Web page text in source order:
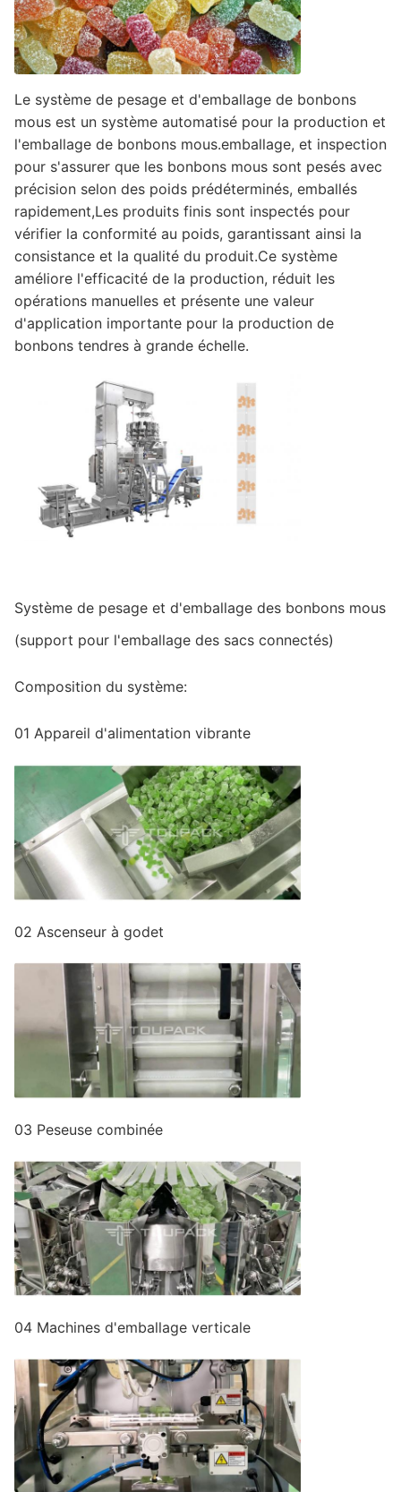
Le système de pesage et d'emballage de bonbons
mous est un système automatisé pour la production et
l'emballage de bonbons mous.emballage, et inspection
pour s'assurer que les bonbons mous sont pesés avec
précision selon des poids prédéterminés, emballés
rapidement,Les produits finis sont inspectés pour
vérifier la conformité au poids, garantissant ainsi la
consistance et la qualité du produit.Ce système
améliore l'efficacité de la production, réduit les
opérations manuelles et présente une valeur
d'application importante pour la production de
bonbons tendres à grande échelle.
Système de pesage et d'emballage des bonbons mous
(support pour l'emballage des sacs connectés)
Composition du système:
01 Appareil d'alimentation vibrante
02 Ascenseur à godet
03 Peseuse combinée
04 Machines d'emballage verticale